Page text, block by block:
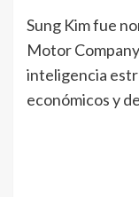
Sung Kim fue
Motor
inteligencia
económicos y